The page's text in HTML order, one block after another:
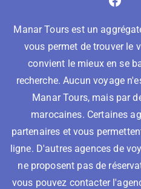
Manar Tours est un
vous permet de trouver le
convient le mieux en se
recherche. Aucun voyage
Manar Tours, mais par
marocaines. Certaines
partenaires et vous
ligne. D'autres agences de
ne proposent pas de
vous pouvez contacter